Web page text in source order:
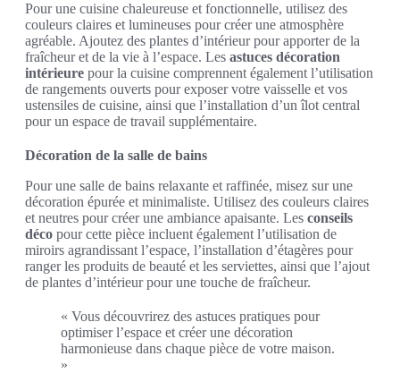
Pour une cuisine chaleureuse et fonctionnelle, utilisez des
couleurs claires et lumineuses pour créer une atmosphère
agréable. Ajoutez des plantes d’intérieur pour apporter de la
fraîcheur et de la vie à l’espace. Les astuces décoration
intérieure pour la cuisine comprennent également l’utilisation
de rangements ouverts pour exposer votre vaisselle et vos
ustensiles de cuisine, ainsi que l’installation d’un îlot central
pour un espace de travail supplémentaire.
Décoration de la salle de bains
Pour une salle de bains relaxante et raffinée, misez sur une
décoration épurée et minimaliste. Utilisez des couleurs claires
et neutres pour créer une ambiance apaisante. Les conseils
déco pour cette pièce incluent également l’utilisation de
miroirs agrandissant l’espace, l’installation d’étagères pour
ranger les produits de beauté et les serviettes, ainsi que l’ajout
de plantes d’intérieur pour une touche de fraîcheur.
« Vous découvrirez des astuces pratiques pour
optimiser l’espace et créer une décoration
harmonieuse dans chaque pièce de votre maison.
»